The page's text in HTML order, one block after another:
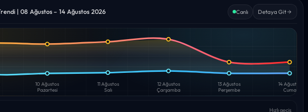
| 08 Ağustos – 14 Ağustos 2026 Canlı Detaya Git
10 Ağustos
Pazartesi
11 Ağustos
Salı
12 Ağustos
Çarşamba
13 Ağustos
Perşembe
14 Ağustos
Cuma
Hızlı geçiş